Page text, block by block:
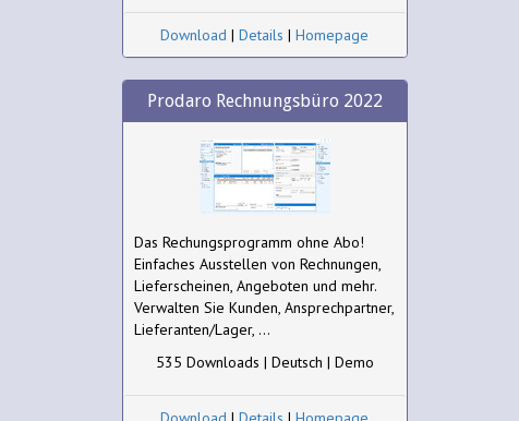
Download |Details |Homepage
Prodaro Rechnungsbüro 2022
Das Rechungsprogramm ohne Abo!
Einfaches Ausstellen von Rechnungen,
Lieferscheinen, Angeboten und mehr.
Verwalten Sie Kunden, Ansprechpartner,
Lieferanten/Lager, ...
535 Downloads | Deutsch | Demo